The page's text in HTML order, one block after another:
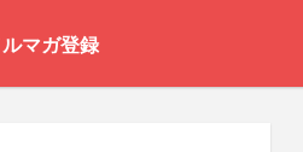
ルマガ登録